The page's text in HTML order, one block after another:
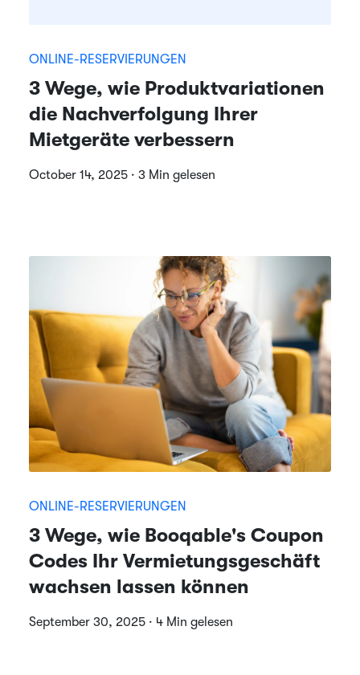
ONLINE-RESERVIERUNGEN
3 Wege, wie Produktvariationen
die Nachverfolgung Ihrer
Mietgeräte verbessern
October 14, 2025 · 3 Min gelesen
ONLINE-RESERVIERUNGEN
3 Wege, wie Booqable's Coupon
Codes Ihr Vermietungsgeschäft
wachsen lassen können
September 30, 2025 · 4 Min gelesen